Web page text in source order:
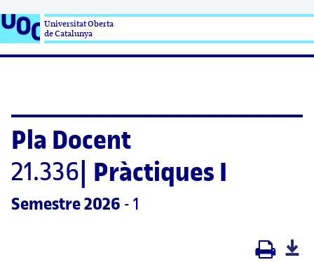
Universitat Oberta
de Catalunya
Pla Docent
21.336 Pràctiques I
Semestre 2026 - 1